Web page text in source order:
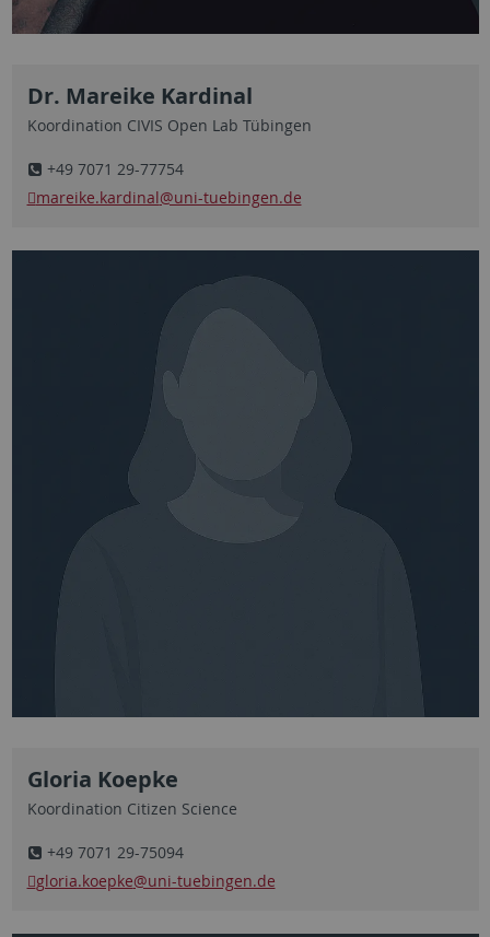
Dr. Mareike Kardinal
Koordination CIVIS Open Lab Tübingen
+49 7071 29-77754
mareike.kardinal@uni-tuebingen.de
Gloria Koepke
Koordination Citizen Science
+49 7071 29-75094
gloria.koepke@uni-tuebingen.de